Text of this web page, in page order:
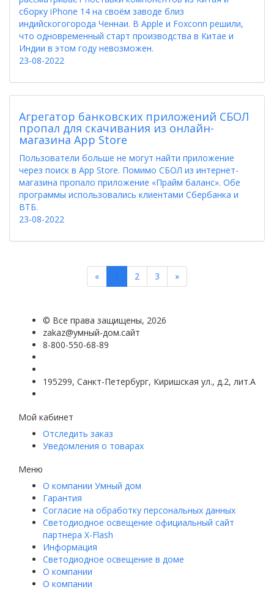
сборку iPhone 14 на своём заводе близ
индийскогогорода Ченнаи. В Apple и Foxconn решили,
что одновременный старт производства в Китае и
Индии в этом году невозможен.
23-08-2022
Агрегатор банковских приложений СБОЛ
пропал для скачивания из онлайн-
магазина App Store
Пользователи больше не могут найти приложение
через поиск в App Store. Помимо СБОЛ из интернет-
магазина пропало приложение «Прайм баланс». Обе
программы использовались клиентами Сбербанка и
ВТБ.
23-08-2022
«Previous
1 2 3 »Next
© Все права защищены, 2026
zakaz@умный-дом.сайт
8-800-550-68-89
195299, Санкт-Петербург, Киришская ул., д.2, лит.А
Мой кабинет
Отследить заказ
Уведомления о товарах
Меню
О компании Умный дом
Гарантия
Согласие на обработку персональных данных
Светодиодное освещение официальный сайт
партнера X-Flash
Информация
Светодиодное освещение в доме
О компании
О компании